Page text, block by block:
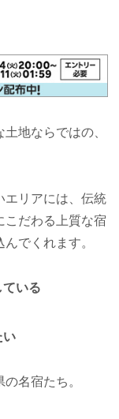
地ならではの、
エリアには、伝統
こだわる上質な宿
でくれます。
いる
い
名宿たち。